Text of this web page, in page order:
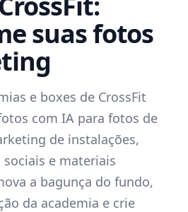
suas fotos
e boxes de CrossFit
com IA para fotos de
de instalações,
e materiais
a bagunça do fundo,
da academia e crie